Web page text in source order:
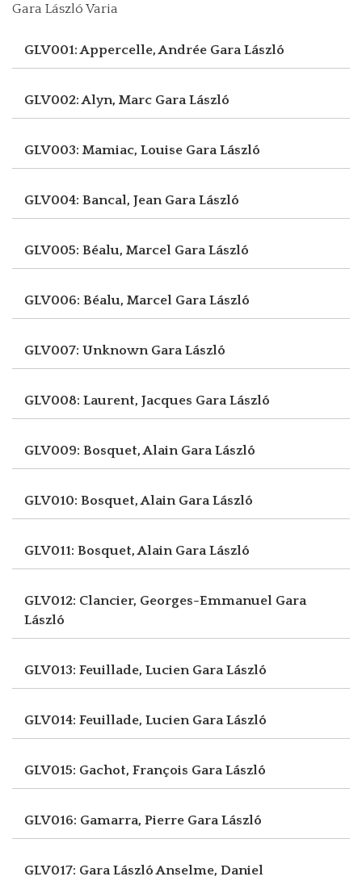
Gara László Varia
GLV001: Appercelle, Andrée Gara László
GLV002: Alyn, Marc Gara László
GLV003: Mamiac, Louise Gara László
GLV004: Bancal, Jean Gara László
GLV005: Béalu, Marcel Gara László
GLV006: Béalu, Marcel Gara László
GLV007: Unknown Gara László
GLV008: Laurent, Jacques Gara László
GLV009: Bosquet, Alain Gara László
GLV010: Bosquet, Alain Gara László
GLV011: Bosquet, Alain Gara László
GLV012: Clancier, Georges-Emmanuel Gara
László
GLV013: Feuillade, Lucien Gara László
GLV014: Feuillade, Lucien Gara László
GLV015: Gachot, François Gara László
GLV016: Gamarra, Pierre Gara László
GLV017: Gara LászlóAnselme, Daniel